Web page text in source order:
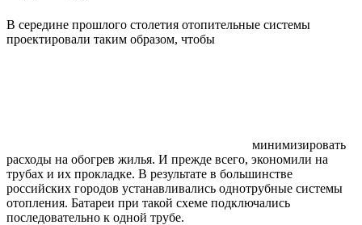
В середине прошлого столетия отопительные системы
проектировали таким образом, чтобы
минимизировать
расходы на обогрев жилья. И прежде всего, экономили на
трубах и их прокладке. В результате в большинстве
российских городов устанавливались однотрубные системы
отопления. Батареи при такой схеме подключались
последовательно к одной трубе.